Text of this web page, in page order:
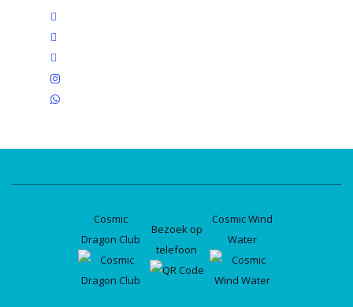
twitter
facebook
linkedin
instagram
whatsapp
Cosmic
Dragon Club
Bezoek op
telefoon
Cosmic Wind
Water